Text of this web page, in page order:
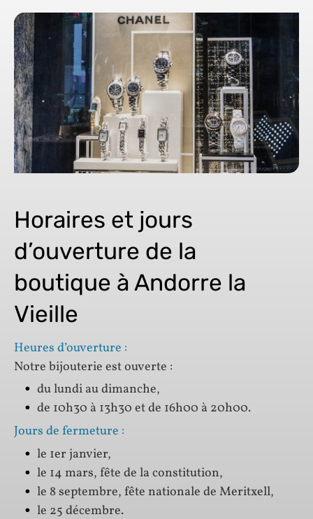
Horaires et jours
d’ouverture de la
boutique à Andorre la
Vieille
Heures d’ouverture :
Notre bijouterie est ouverte :
du lundi au dimanche,
de 10h30 à 13h30 et de 16h00 à 20h00.
Jours de fermeture :
le 1er janvier,
le 14 mars, fête de la constitution,
le 8 septembre, fête nationale de Meritxell,
le 25 décembre.